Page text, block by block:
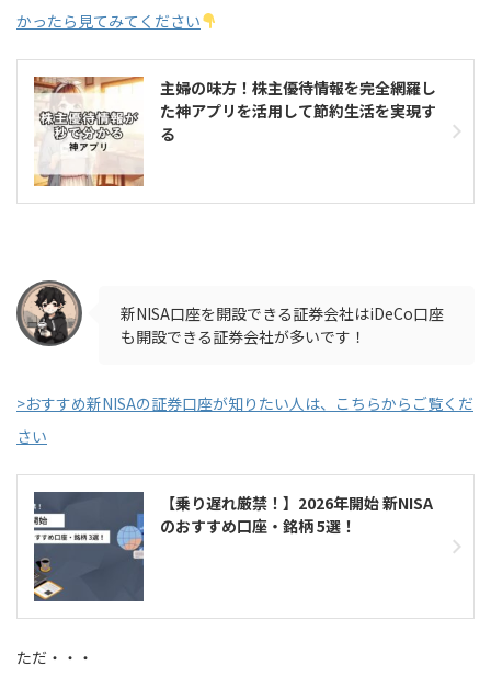
かったら見てみてください
主婦の味方！株主優待情報を完全網羅し
た神アプリを活用して節約生活を実現す
る
新NISA口座を開設できる証券会社はiDeCo口座
も開設できる証券会社が多いです！
>おすすめ新NISAの証券口座が知りたい人は、こちらからご覧くだ
さい
【乗り遅れ厳禁！】2026年開始 新NISA
のおすすめ口座・銘柄 5選！
ただ・・・